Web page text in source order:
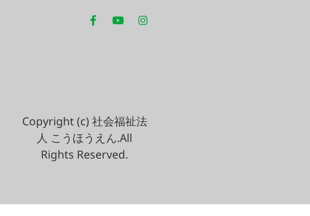
Copyright (c) 社会福祉法
人 こうほうえん.All
Rights Reserved.